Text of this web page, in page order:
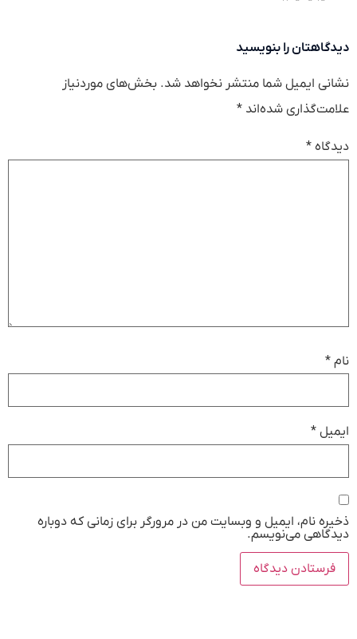
دیدگاهتان را بنویسید
نشانی ایمیل شما منتشر نخواهد شد. بخش‌های موردنیاز
علامت‌گذاری شده‌اند *
دیدگاه *
نام *
ایمیل *
ذخیره نام، ایمیل و وبسایت من در مرورگر برای زمانی که دوباره
دیدگاهی می‌نویسم.